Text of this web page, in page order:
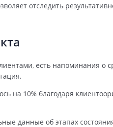
отследить
есть напоминания о
на 10% благодаря
данные об этапах